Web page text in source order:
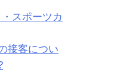
スポーツカ
接客につい